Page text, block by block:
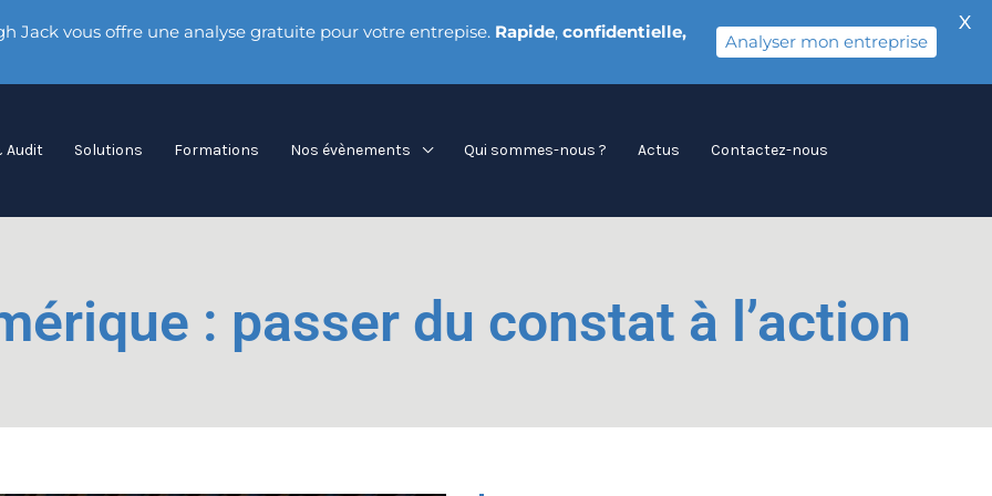
Audit Solutions Formations Nos évènements Qui sommes-nous ? Actus Contactez-nous
: passer du constat à l’action
Jack vous offre une analyse gratuite pour votre entrepise. Rapide, confidentielle,
Analyser mon entreprise
X